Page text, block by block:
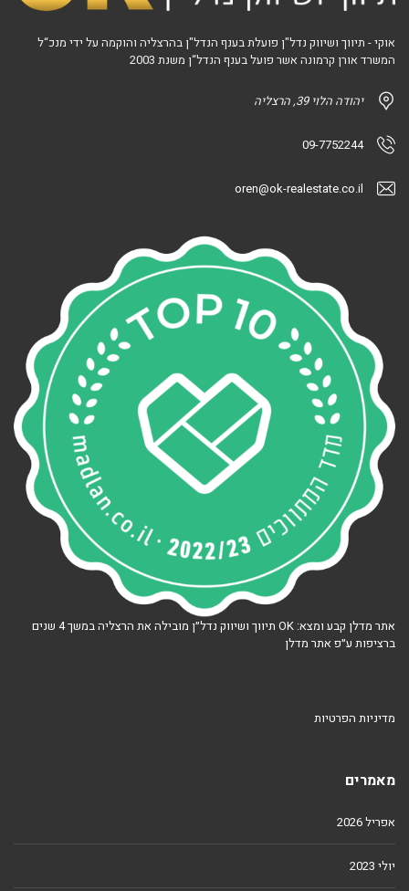
אוקי - תיווך ושיווק נדל"ן פועלת בענף הנדל"ן בהרצליה והוקמה על ידי מנכ“ל
המשרד אורן קרמונה אשר פועל בענף הנדל“ן משנת 2003
יהודה הלוי 39, הרצליה
09-7752244
oren@ok-realestate.co.il
אתר מדלן קבע ומצא: OK תיווך ושיווק נדל״ן מובילה את הרצליה במשך 4 שנים
ברציפות ע״פ אתר מדלן
מדיניות הפרטיות
מאמרים
אפריל 2026
יולי 2023